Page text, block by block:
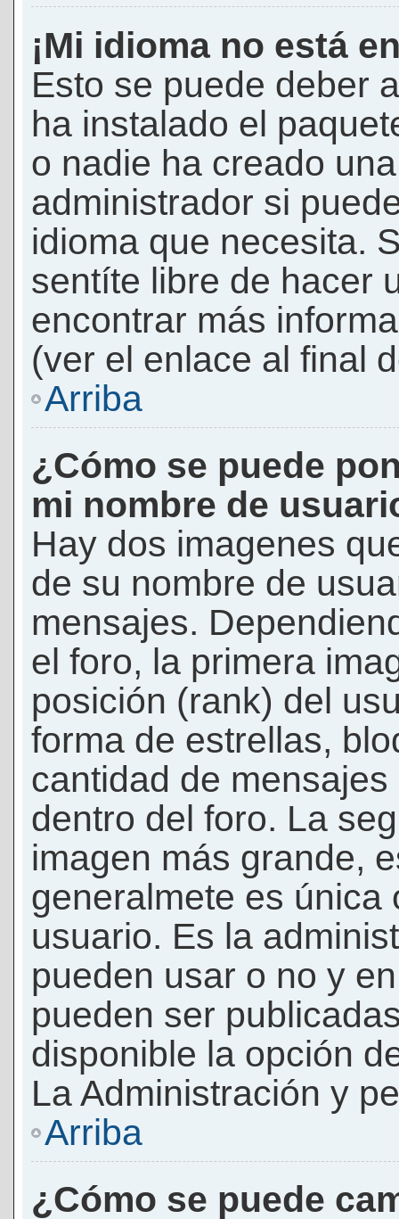
¡Mi idioma no está
Esto se puede deber
ha instalado el
o nadie ha creado
administrador si
idioma que necesita.
sentíte libre de hacer
encontrar más
(ver el enlace al final
Arriba
¿Cómo se puede
mi nombre de
Hay dos imagenes
de su nombre de
mensajes.
el foro, la primera
posición (rank) del
forma de estrellas,
cantidad de
dentro del foro. La
imagen más grande,
generalmete es única
usuario. Es la
pueden usar o no y
pueden ser
disponible la opción
La Administración y
Arriba
¿Cómo se puede